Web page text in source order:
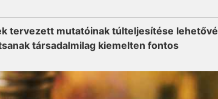
tervezett mutatóinak túlteljesítése lehetővé
társadalmilag kiemelten fontos